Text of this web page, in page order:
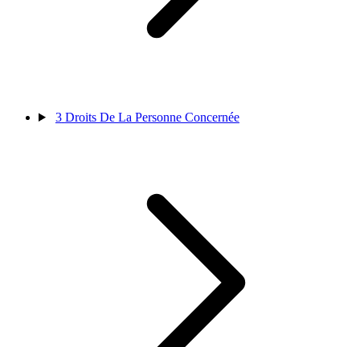
3 Droits De La Personne Concernée